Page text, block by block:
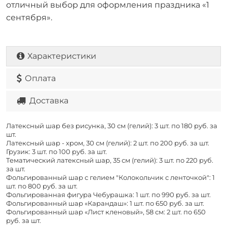
отличный выбор для оформления праздника «1
сентября».
Характеристики
Оплата
Доставка
Латексный шар без рисунка, 30 см (гелий): 3 шт. по 180 руб. за
шт.
Латексный шар - хром, 30 см (гелий): 2 шт. по 200 руб. за шт.
Грузик: 3 шт. по 100 руб. за шт.
Тематический латексный шар, 35 см (гелий): 3 шт. по 220 руб.
за шт.
Фольгированный шар с гелием "Колокольчик с ленточкой": 1
шт. по 800 руб. за шт.
Фольгированная фигура Чебурашка: 1 шт. по 990 руб. за шт.
Фольгированный шар «Карандаш»: 1 шт. по 650 руб. за шт.
Фольгированный шар «Лист кленовый», 58 см: 2 шт. по 650
руб. за шт.